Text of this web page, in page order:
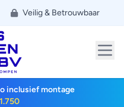
Veilig & Betrouwbaar
inclusief montage